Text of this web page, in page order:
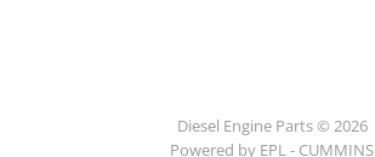
Diesel Engine Parts © 2026
Powered by EPL - CUMMINS